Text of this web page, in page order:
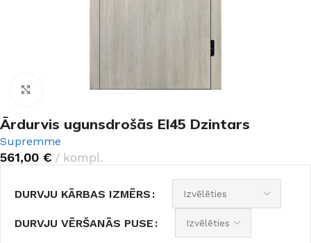
Noklikšķiniet, lai palielinātu
Ārdurvis ugunsdrošās EI45 Dzintars
Supremme
561,00 € kompl.
DURVJU KĀRBAS IZMĒRS
DURVJU VĒRŠANĀS PUSE